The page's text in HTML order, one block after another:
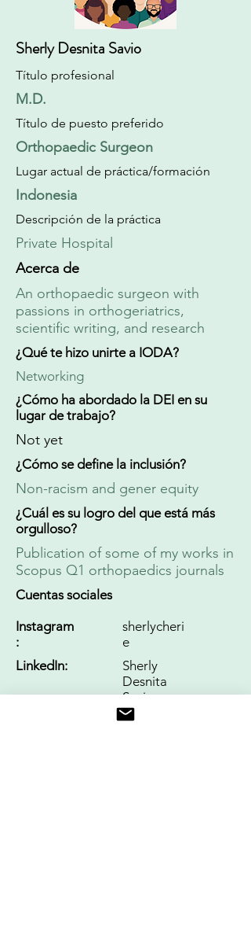
Sherly Desnita Savio
Título profesional
M.D.
Título de puesto preferido
Orthopaedic Surgeon
Lugar actual de práctica/formación
Indonesia
Descripción de la práctica
Private Hospital
Acerca de
An orthopaedic surgeon with
passions in orthogeriatrics,
scientific writing, and research
¿Qué te hizo unirte a IODA?
Networking
¿Cómo ha abordado la DEI en su
lugar de trabajo?
Not yet
¿Cómo se define la inclusión?
Non-racism and gener equity
¿Cuál es su logro del que está más
orgulloso?
Publication of some of my works in
Scopus Q1 orthopaedics journals
Cuentas sociales
Instagram
:
sherlycheri
e
LinkedIn:
Sherly
Desnita
Savio
-